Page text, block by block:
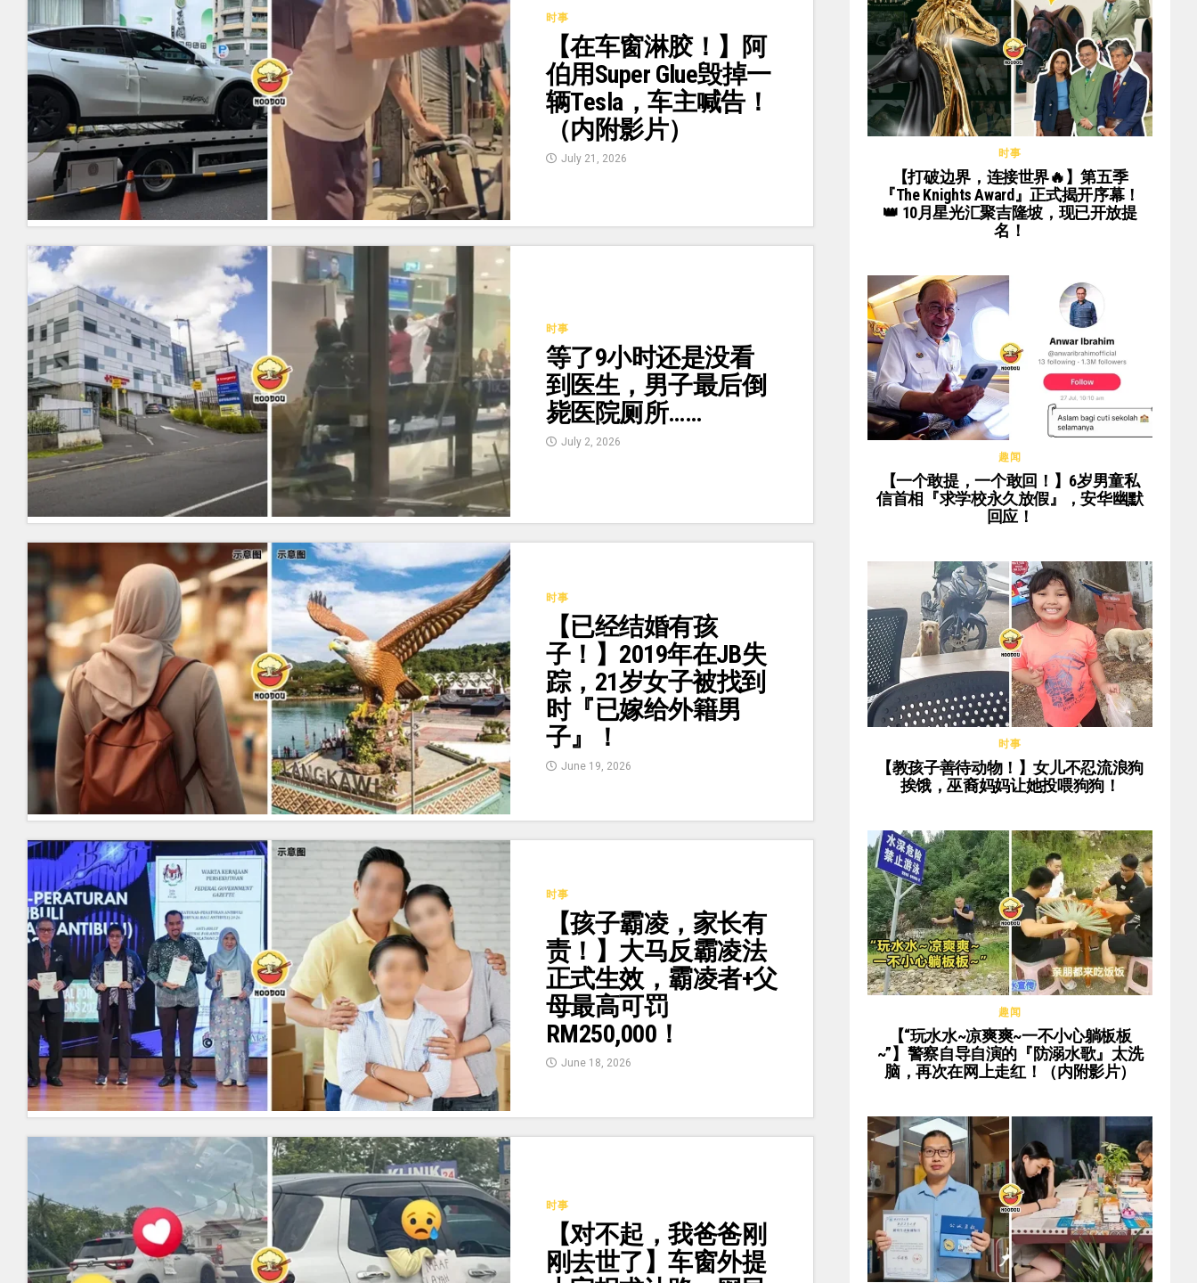
时事
【在车窗淋胶！】阿
伯用Super Glue毁掉一
辆Tesla，车主喊告！
（内附影片）
July 21, 2026
时事
等了9小时还是没看
到医生，男子最后倒
毙医院厕所……
July 2, 2026
时事
【已经结婚有孩
子！】2019年在JB失
踪，21岁女子被找到
时『已嫁给外籍男
子』！
June 19, 2026
时事
【孩子霸凌，家长有
责！】大马反霸凌法
正式生效，霸凌者+父
母最高可罚
RM250,000！
June 18, 2026
时事
【对不起，我爸爸刚
刚去世了】车窗外提
时事
【打破边界，连接世界🔥】第五季
『The Knights Award』正式揭开序幕！
👑 10月星光汇聚吉隆坡，现已开放提
名！
趣闻
【一个敢提，一个敢回！】6岁男童私
信首相『求学校永久放假』，安华幽默
回应！
时事
【教孩子善待动物！】女儿不忍流浪狗
挨饿，巫裔妈妈让她投喂狗狗！
趣闻
【“玩水水~凉爽爽~一不小心躺板板
~”】警察自导自演的『防溺水歌』太洗
脑，再次在网上走红！（内附影片）